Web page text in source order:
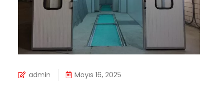
admin Mayıs 16, 2025